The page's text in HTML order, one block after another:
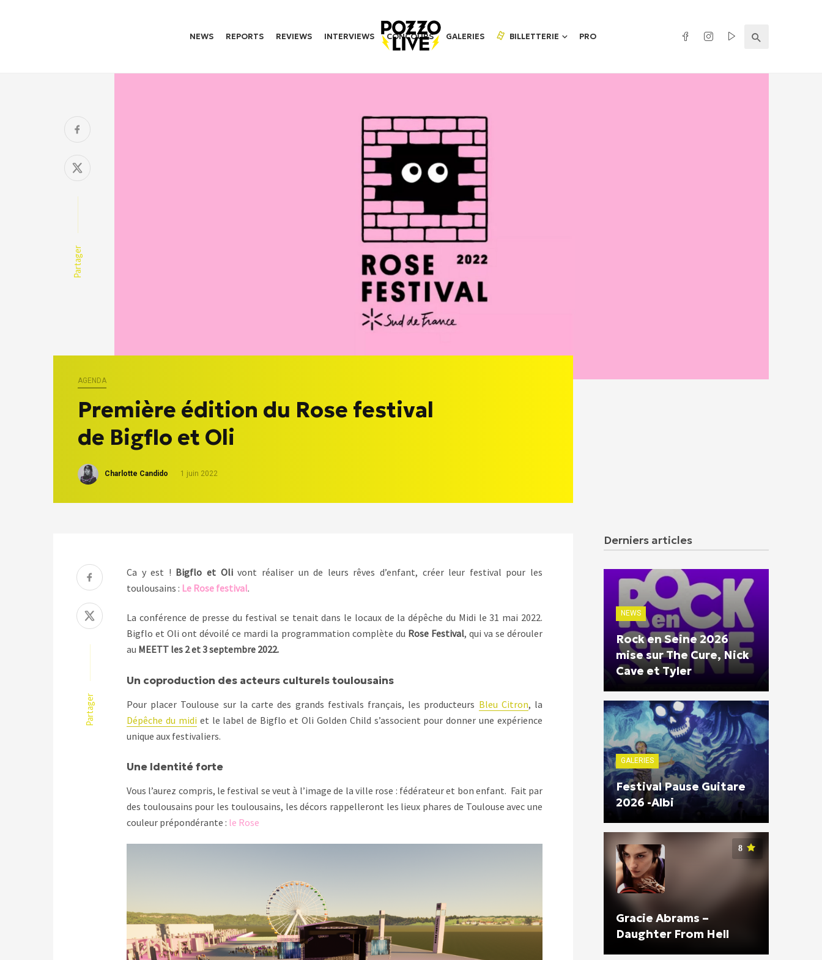
NEWS REPORTS REVIEWS INTERVIEWS CONCOURS GALERIES BILLETTERIE PRO
Partager
AGENDA
Première édition du Rose festival
de Bigflo et Oli
Charlotte Candido 1 juin 2022
Partager
Ca y est ! Bigflo et Olivont réaliser un de leurs rêves d’enfant, créer leur festival pour les
toulousains : Le Rose festival.
La conférence de presse du festival se tenait dans le locaux de la dépêche du Midi le 31 mai 2022.
Bigflo et Oli ont dévoilé ce mardi la programmation complète du Rose Festival, qui va se dérouler
au MEETT les 2 et 3 septembre 2022.
Un coproduction des acteurs culturels toulousains
Pour placer Toulouse sur la carte des grands festivals français, les producteurs Bleu Citron, la
Dépêche du midi et le label de Bigflo et Oli Golden Child s’associent pour donner une expérience
unique aux festivaliers.
Une Identité forte
Vous l’aurez compris, le festival se veut à l’image de la ville rose : fédérateur et bon enfant. Fait par
des toulousains pour les toulousains, les décors rappelleront les lieux phares de Toulouse avec une
couleur prépondérante : le Rose
Derniers articles
NEWS
Rock en Seine 2026
mise sur The Cure, Nick
Cave et Tyler
GALERIES
Festival Pause Guitare
2026 -Albi
8
Gracie Abrams –
Daughter From Hell